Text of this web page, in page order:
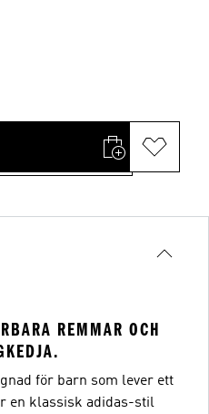
REMMAR OCH
för barn som lever ett
en klassisk adidas-stil